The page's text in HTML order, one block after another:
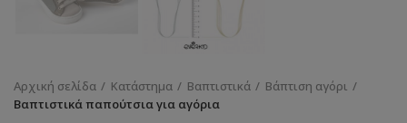
Αρχική σελίδα Κατάστημα Βαπτιστικά
Βάπτιση αγόρι
Βαπτιστικά παπούτσια για αγόρια